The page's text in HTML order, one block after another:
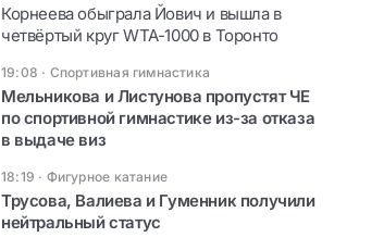
Корнеева обыграла Йович и вышла в
четвёртый круг WTA-1000 в Торонто
19:08 · Спортивная гимнастика
Мельникова и Листунова пропустят ЧЕ
по спортивной гимнастике из-за отказа
в выдаче виз
18:19 · Фигурное катание
Трусова, Валиева и Гуменник получили
нейтральный статус